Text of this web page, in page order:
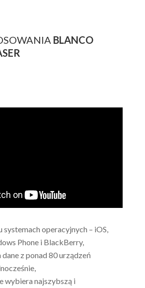
BLANCO
systemach operacyjnych – iOS,
Phone i BlackBerry,
z ponad 80 urządzeń
wybiera najszybszą i